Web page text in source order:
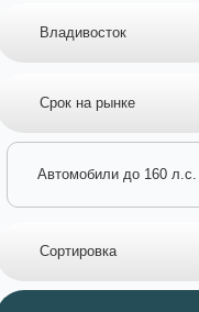
Автомобили до 160 л.с.